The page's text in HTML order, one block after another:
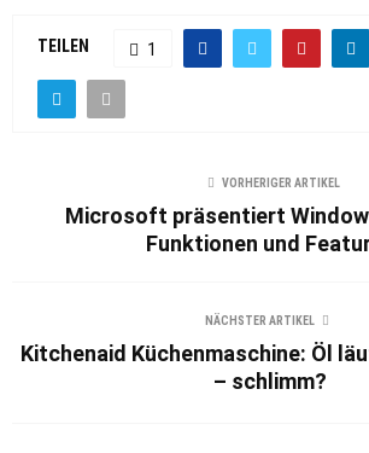
TEILEN 1
VORHERIGER ARTIKEL
Microsoft präsentiert
Funktionen und
NÄCHSTER ARTIKEL
Kitchenaid Küchenmaschine: Öl
– schlimm?